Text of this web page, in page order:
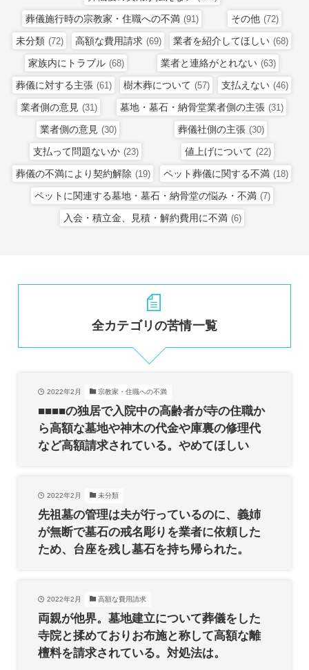
葬儀施行時の宗教家・住職への不満 (91) その他 (72)
未分類 (72) 高額な費用請求 (69) 業者を紹介してほしい (68)
家族内にトラブル (68) 業者と連絡がとれない (63)
葬儀に対する主張 (61) 樹木葬について (57) 支払えない (46)
業者側の意見 (31) 墓地・墓石・納骨堂業者側の主張 (31)
業者側の意見 (30) 葬儀社側の主張 (30)
支払って問題ないか (23) 値上げについて (22)
葬儀の不満により契約解除 (19) ペット葬儀に関する不満 (18)
ペットに関連する墓地・墓石・納骨堂の悩み・不満 (7)
入会・積立金、見積・解約費用に不満 (6)
全カテゴリの苦情一覧
2022年2月 宗教家・住職への不満
■■■■の独居で入院中の高齢者が寺の住職か
ら高額な墓地や神木の代金や庫裏の修理代
など高額請求されている。やめてほしい
2022年2月 未分類
先祖墓の管理は夫が行っているのに、義姉
が無断で墓石の戒名彫りを業者に依頼した
ため、台座を残し墓石を持ち帰られた。
2022年2月 高額な費用請求
両親が他界。墓地建立について葬儀をした
寺院と揉めておりお布施と称して高額な離
檀料を請求されている。対処法は。